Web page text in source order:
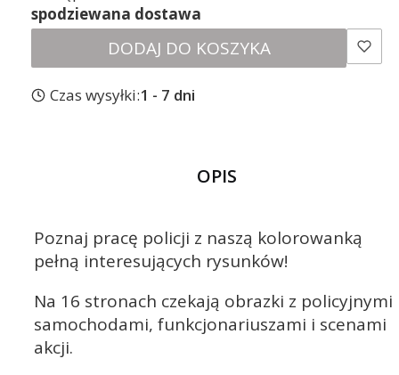
spodziewana dostawa
DODAJ DO KOSZYKA
Czas wysyłki:1 - 7 dni
OPIS
Poznaj pracę policji z naszą kolorowanką
pełną interesujących rysunków!
Na 16 stronach czekają obrazki z policyjnymi
samochodami, funkcjonariuszami i scenami
akcji.